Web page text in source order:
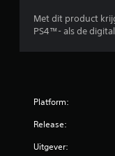
Met dit product
PS4™- als de
Platform:
Release:
Uitgever: